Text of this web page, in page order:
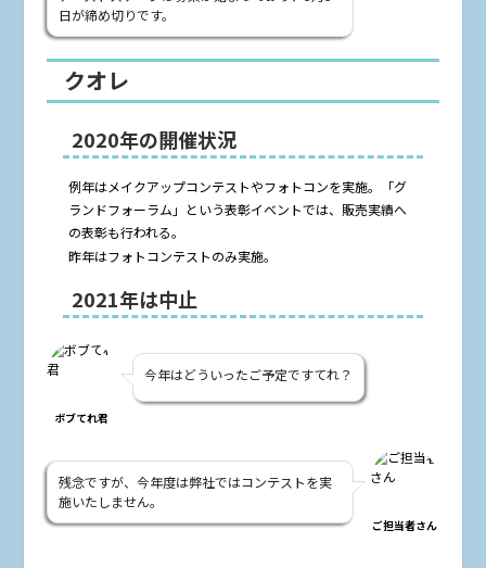
日が締め切りです。
クオレ
2020年の開催状況
例年はメイクアップコンテストやフォトコンを実施。「グ
ランドフォーラム」という表彰イベントでは、販売実績へ
の表彰も行われる。
昨年はフォトコンテストのみ実施。
2021年は中止
ボブてれ君
今年はどういったご予定ですてれ？
残念ですが、今年度は弊社ではコンテストを実
施いたしません。
ご担当者さん